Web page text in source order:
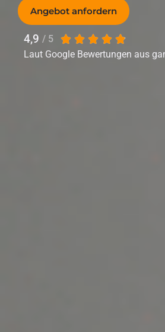
Angebot anfordern
4,9 / 5
Laut Google Bewertungen aus